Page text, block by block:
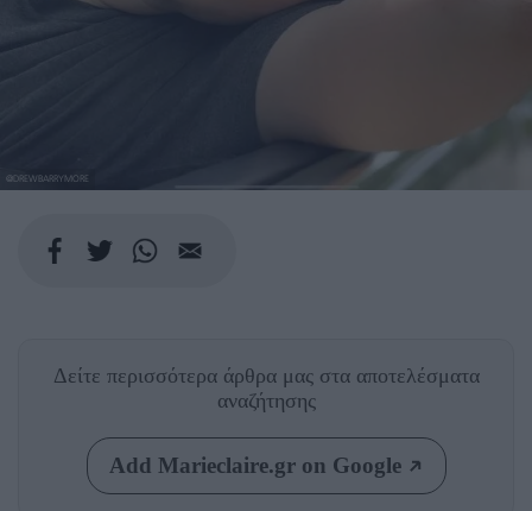
@DREWBARRYMORE
Δείτε περισσότερα άρθρα μας στα αποτελέσματα
αναζήτησης
Add Marieclaire.gr on Google